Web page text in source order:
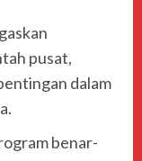
pusat,
dalam
benar-